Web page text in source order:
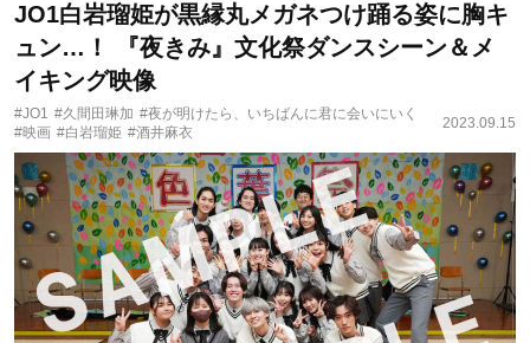
JO1白岩瑠姫が黒縁丸メガネつけ踊る姿に胸キ
ュン…！ 『夜きみ』文化祭ダンスシーン＆メ
イキング映像
#JO1 #久間田琳加 #夜が明けたら、いちばんに君に会いにいく
#映画 #白岩瑠姫 #酒井麻衣
2023.09.15